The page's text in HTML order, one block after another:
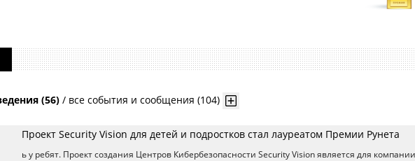
(56) / все события и сообщения (104)
Проект Security Vision для детей и подростков стал лауреатом Премии Рунета
ь у ребят. Проект создания Центров Кибербезопасности Security Vision является для компании